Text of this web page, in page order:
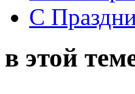
С
в этой